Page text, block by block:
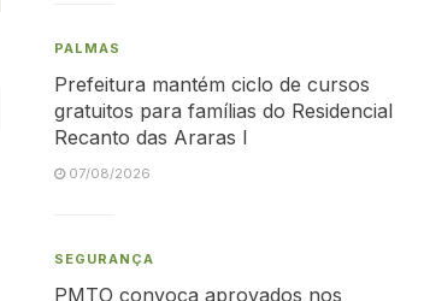
PALMAS
Prefeitura mantém ciclo de cursos
gratuitos para famílias do Residencial
Recanto das Araras I
07/08/2026
SEGURANÇA
PMTO convoca aprovados nos